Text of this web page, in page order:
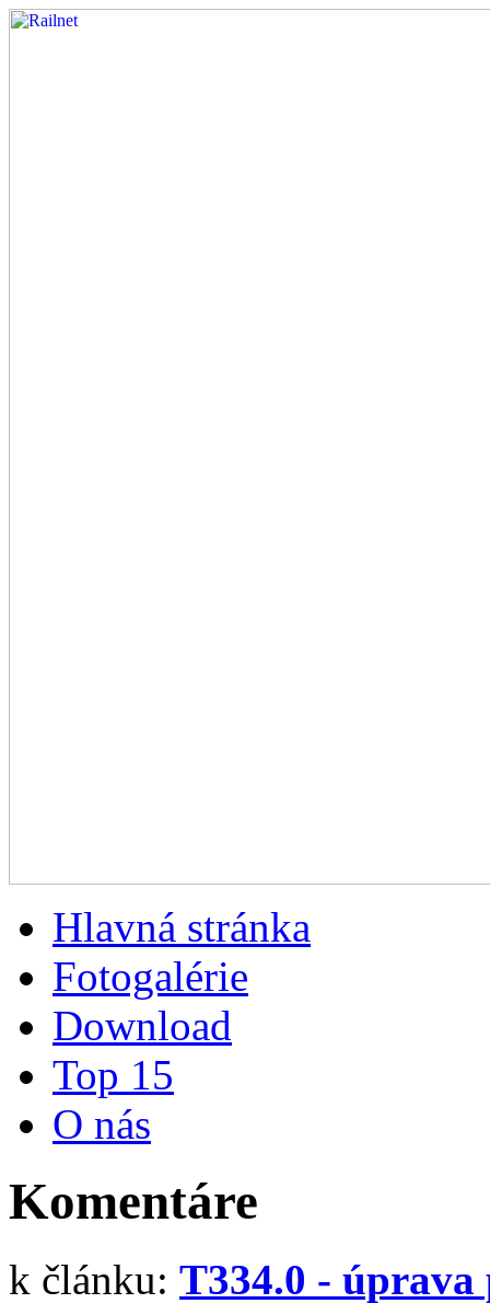
Hlavná stránka
Fotogalérie
Download
Top 15
O nás
Komentáre
k článku: T334.0 - úprava